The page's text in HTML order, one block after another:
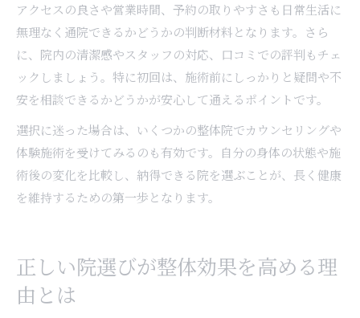
アクセスの良さや営業時間、予約の取りやすさも日常生活に
無理なく通院できるかどうかの判断材料となります。さら
に、院内の清潔感やスタッフの対応、口コミでの評判もチェ
ックしましょう。特に初回は、施術前にしっかりと疑問や不
安を相談できるかどうかが安心して通えるポイントです。
選択に迷った場合は、いくつかの整体院でカウンセリングや
体験施術を受けてみるのも有効です。自分の身体の状態や施
術後の変化を比較し、納得できる院を選ぶことが、長く健康
を維持するための第一歩となります。
正しい院選びが整体効果を高める理
由とは